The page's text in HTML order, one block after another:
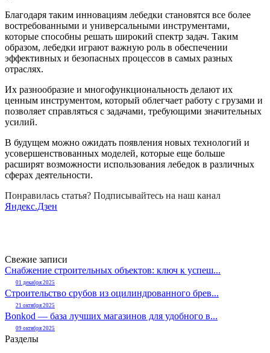
Благодаря таким инновациям лебедки становятся все более
востребованными и универсальными инструментами,
которые способны решать широкий спектр задач. Таким
образом, лебедки играют важную роль в обеспечении
эффективных и безопасных процессов в самых разных
отраслях.
Их разнообразие и многофункциональность делают их
ценным инструментом, который облегчает работу с грузами и
позволяет справляться с задачами, требующими значительных
усилий.
В будущем можно ожидать появления новых технологий и
усовершенствованных моделей, которые еще больше
расширят возможности использования лебедок в различных
сферах деятельности.
Понравилась статья? Подписывайтесь на наш канал
Яндекс.Дзен
Свежие записи
Снабжение строительных объектов: ключ к успеш...
01 декабря 2025
Строительство срубов из оцилиндрованного брев...
21 октября 2025
Bonkod — база лучших магазинов для удобного в...
09 октября 2025
Разделы